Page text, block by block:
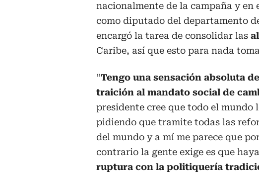
nacionalmente de la campaña y
como diputado del departamento
encargó la tarea de consolidar las
Caribe, así que esto para nada
“Tengo una sensación absoluta de
traición al mandato social de
presidente cree que todo el mundo
pidiendo que tramite todas las
del mundo y a mí me parece que
contrario la gente exige es que
ruptura con la politiquería